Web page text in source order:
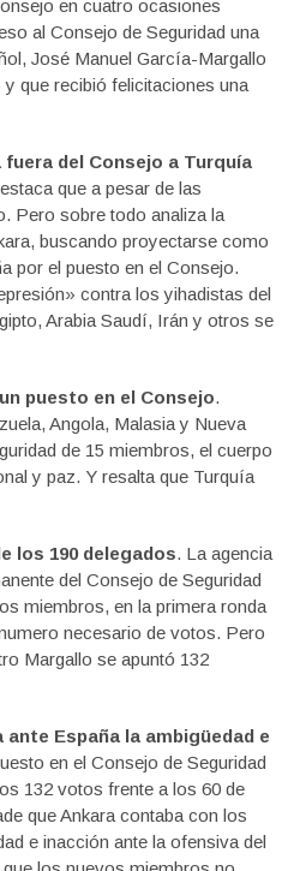
en cuatro ocasiones
al Consejo de Seguridad una
José Manuel García-Margallo
que recibió felicitaciones una
del Consejo a Turquía
que a pesar de las
Pero sobre todo analiza la
buscando proyectarse como
por el puesto en el Consejo.
contra los yihadistas del
Arabia Saudí, Irán y otros se
puesto en el Consejo.
Angola, Malasia y Nueva
de 15 miembros, el cuerpo
y paz. Y resalta que Turquía
los 190 delegados. La agencia
del Consejo de Seguridad
miembros, en la primera ronda
necesario de votos. Pero
Margallo se apuntó 132
España la ambigüedad e
en el Consejo de Seguridad
132 votos frente a los 60 de
que Ankara contaba con los
e inacción ante la ofensiva del